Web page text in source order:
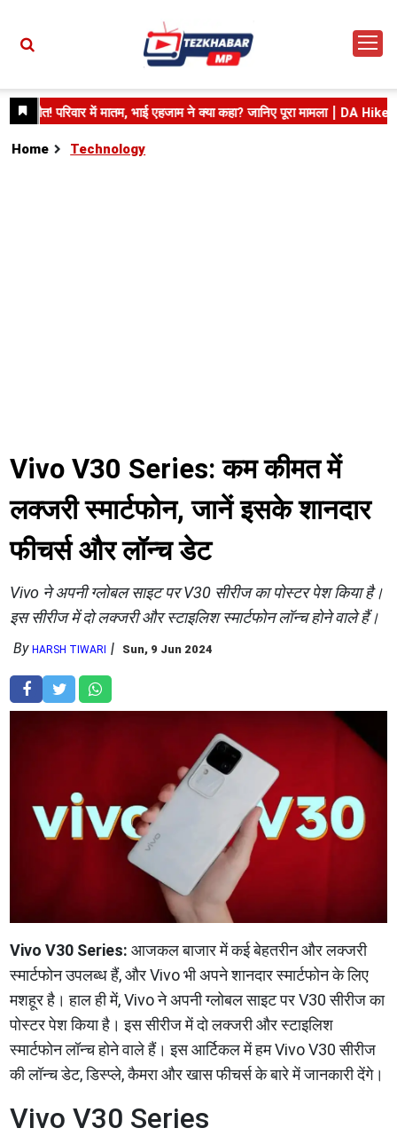
Home Technology
Vivo V30 Series: कम कीमत में
लक्जरी स्मार्टफोन, जानें इसके शानदार
फीचर्स और लॉन्च डेट
Vivo ने अपनी ग्लोबल साइट पर V30 सीरीज का पोस्टर पेश किया है।
इस सीरीज में दो लक्जरी और स्टाइलिश स्मार्टफोन लॉन्च होने वाले हैं।
ByHARSH TIWARI Sun, 9 Jun 2024
Vivo V30 Series:आजकल बाजार में कई बेहतरीन और लक्जरी
स्मार्टफोन उपलब्ध हैं, और Vivo भी अपने शानदार स्मार्टफोन के लिए
मशहूर है। हाल ही में, Vivo ने अपनी ग्लोबल साइट पर V30 सीरीज का
पोस्टर पेश किया है। इस सीरीज में दो लक्जरी और स्टाइलिश
स्मार्टफोन लॉन्च होने वाले हैं। इस आर्टिकल में हम Vivo V30 सीरीज
की लॉन्च डेट, डिस्प्ले, कैमरा और खास फीचर्स के बारे में जानकारी देंगे।
Vivo V30 Series